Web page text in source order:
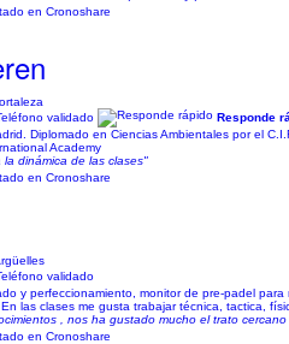
en Cronoshare
validado
Responde
Diplomado en Ciencias Ambientales por el
Academy
dinámica de las clases"
en Cronoshare
validado
y perfeccionamiento, monitor de pre-padel
las clases me gusta trabajar técnica, tactica,
, nos ha gustado mucho el trato
en Cronoshare